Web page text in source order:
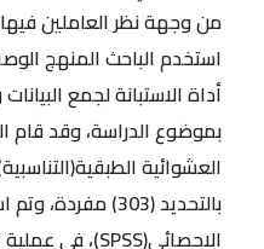
من وجهة نظر العاملين
استخدم الباحث المنهج
أداة الاستبانة لجمع
بموضوع الدراسة، وقد قام
العشوائية
بالتحديد (303)
الاحصائي(SPSS)، في عملية تحليل البيانات.